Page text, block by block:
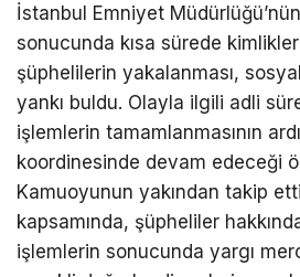
İstanbul Emniyet
sonucunda kısa sürede
şüphelilerin yakalanması,
yankı buldu. Olayla ilgili adli
işlemlerin tamamlanmasının
koordinesinde devam edeceği
Kamuoyunun yakından takip
kapsamında, şüpheliler
işlemlerin sonucunda yargı